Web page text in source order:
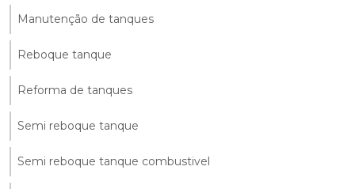
Manutenção de tanques
Reboque tanque
Reforma de tanques
Semi reboque tanque
Semi reboque tanque combustivel